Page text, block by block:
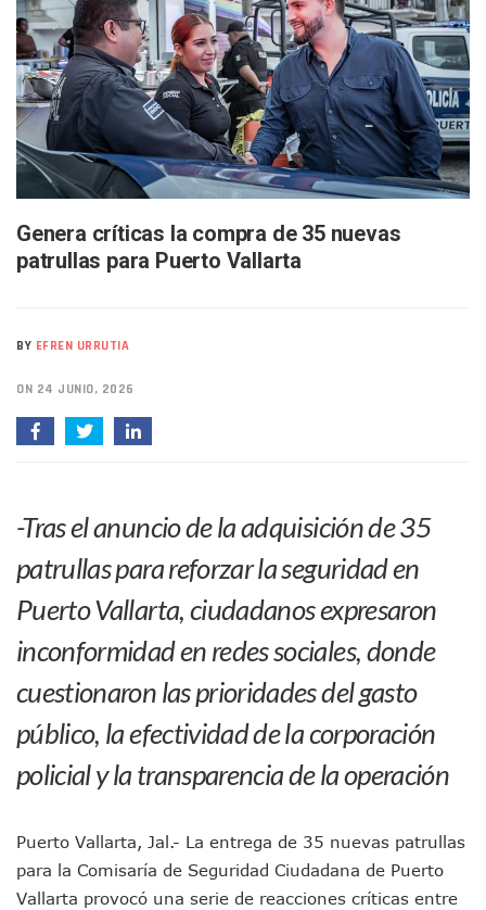
Arquitecto Luis Munguía Reconoce La Labor Del Personal
Semana Lluviosa Para Puerto Vallarta Con Tormentas Y
Voces Del Orgullo Distingue A Referentes De La
Partido Verde Conforma Su 12.º “Ejército Del Verde” En
Buques Mexicanos Parten A Venezuela Con 718
Nuevo Transporte Eléctrico En Puerto Vallarta: Rutas,
En Vallarta, Todos Los Camiones Deben De Tener Aire
Centro De Autismo Es Un Parteaguas Para Vallarta Y
Lluvias Y Oleaje Elevado Marcarán El Fin De Semana En
En PV Encabezan Preferencias Morena Y Juan Carlos
Pancho López; En La Mira Del Comité Nacional Del PAN
Hallazgo De Yareli Colmenares Tovar Eleva A 4 Cuerpos
Ra Aguilar Acompaña A Cientos De Familias En Las
Oleaje Y Riesgo Por Cocodrilos Mantienen Restricciones
“Kato” Supera El Abandono Y Comienza Una Nueva Vida
México Necesitaba 600 Mil Empleos; Solo Generó 262 Mil
Munguía Es El Sexto Mejor Alcalde De Jalisco, Según
ATM Incorpora 20 Nuevos Camiones Al Corredor Bahía
Colectivos Piden A Lemus Más Ministerios Públicos Para
Avenida Federación En Puerto Vallarta Registra 80% De
Caída De “El Mencho” Elevó Percepción De Inseguridad
Morenistas Imparten Taller En Puerto Vallarta
CEDHJ Señala Violaciones A Derechos De Víctima De
Ayutla Bajo Investigación Tras Reporte De Posible
Genera críticas la compra de 35 nuevas
patrullas para Puerto Vallarta
BY EFREN URRUTIA
ON 24 JUNIO, 2026
-Tras el anuncio de la adquisición de 35
patrullas para reforzar la seguridad en
Puerto Vallarta, ciudadanos expresaron
inconformidad en redes sociales, donde
cuestionaron las prioridades del gasto
público, la efectividad de la corporación
policial y la transparencia de la operación
Puerto Vallarta, Jal.- La entrega de 35 nuevas patrullas
para la Comisaría de Seguridad Ciudadana de Puerto
Vallarta provocó una serie de reacciones críticas entre